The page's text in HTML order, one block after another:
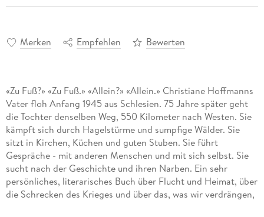
Merken Empfehlen Bewerten
«Zu Fuß?» «Zu Fuß.» «Allein?» «Allein.» Christiane Hoffmanns
Vater floh Anfang 1945 aus Schlesien. 75 Jahre später geht
die Tochter denselben Weg, 550 Kilometer nach Westen. Sie
kämpft sich durch Hagelstürme und sumpfige Wälder. Sie
sitzt in Kirchen, Küchen und guten Stuben. Sie führt
Gespräche - mit anderen Menschen und mit sich selbst. Sie
sucht nach der Geschichte und ihren Narben. Ein sehr
persönliches, literarisches Buch über Flucht und Heimat, über
die Schrecken des Krieges und über das, was wir verdrängen,